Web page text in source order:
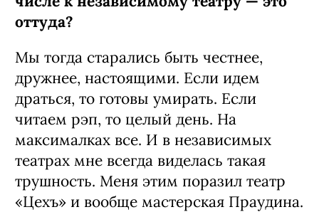
оттуда?
Мы тогда старались быть честнее,
дружнее, настоящими. Если идем
драться, то готовы умирать. Если
читаем рэп, то целый день. На
максималках все. И в независимых
театрах мне всегда виделась такая
трушность. Меня этим поразил театр
«Цехъ» и вообще мастерская Праудина.